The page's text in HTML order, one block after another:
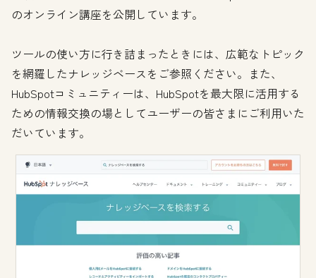
のオンライン講座を公開しています。
ツールの使い方に行き詰まったときには、広範なトピック
を網羅したナレッジベースをご参照ください。また、
HubSpotコミュニティーは、HubSpotを最大限に活用する
ための情報交換の場としてユーザーの皆さまにご利用いた
だいています。